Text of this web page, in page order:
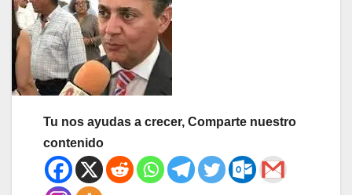
Tu nos ayudas a crecer, Comparte nuestro
contenido